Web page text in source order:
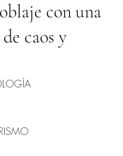
con una
caos y